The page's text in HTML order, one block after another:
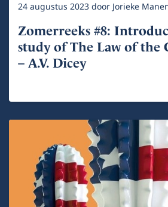
24 augustus 2023doorJorieke
Zomerreeks #8:
study of The Law of the
– A.V. Dicey